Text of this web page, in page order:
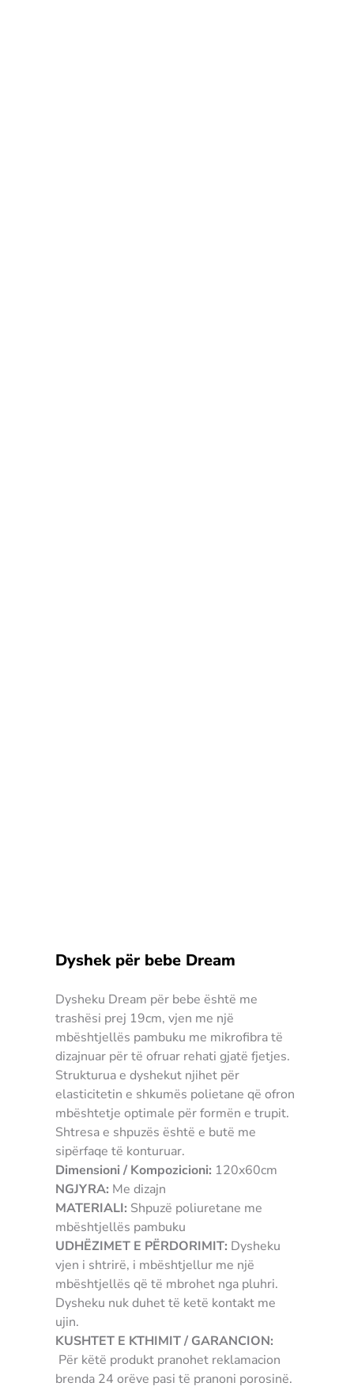
Dyshek për bebe Dream
Dysheku Dream për bebe është me
trashësi prej 19cm, vjen me një
mbështjellës pambuku me mikrofibra të
dizajnuar për të ofruar rehati gjatë fjetjes.
Strukturua e dyshekut njihet për
elasticitetin e shkumës polietane që ofron
mbështetje optimale për formën e trupit.
Shtresa e shpuzës është e butë me
sipërfaqe të konturuar.
Dimensioni / Kompozicioni: 120x60cm
NGJYRA: Me dizajn
MATERIALI: Shpuzë poliuretane me
mbështjellës pambuku
UDHËZIMET E PËRDORIMIT: Dysheku
vjen i shtrirë, i mbështjellur me një
mbështjellës që të mbrohet nga pluhri.
Dysheku nuk duhet të ketë kontakt me
ujin.
KUSHTET E KTHIMIT / GARANCION:
Për këtë produkt pranohet reklamacion
brenda 24 orëve pasi të pranoni porosinë.